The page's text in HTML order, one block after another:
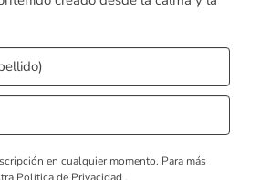
en cualquier momento. Para más